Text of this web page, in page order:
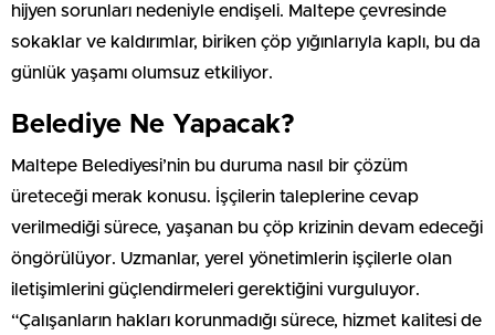
hijyen sorunları nedeniyle endişeli. Maltepe çevresinde
sokaklar ve kaldırımlar, biriken çöp yığınlarıyla kaplı, bu da
günlük yaşamı olumsuz etkiliyor.
Belediye Ne Yapacak?
Maltepe Belediyesi’nin bu duruma nasıl bir çözüm
üreteceği merak konusu. İşçilerin taleplerine cevap
verilmediği sürece, yaşanan bu çöp krizinin devam edeceği
öngörülüyor. Uzmanlar, yerel yönetimlerin işçilerle olan
iletişimlerini güçlendirmeleri gerektiğini vurguluyor.
“Çalışanların hakları korunmadığı sürece, hizmet kalitesi de